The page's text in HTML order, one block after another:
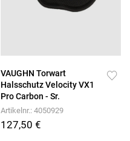
VAUGHN Torwart
Halsschutz Velocity VX1
Pro Carbon - Sr.
Artikelnr.: 4050929
127,50 €